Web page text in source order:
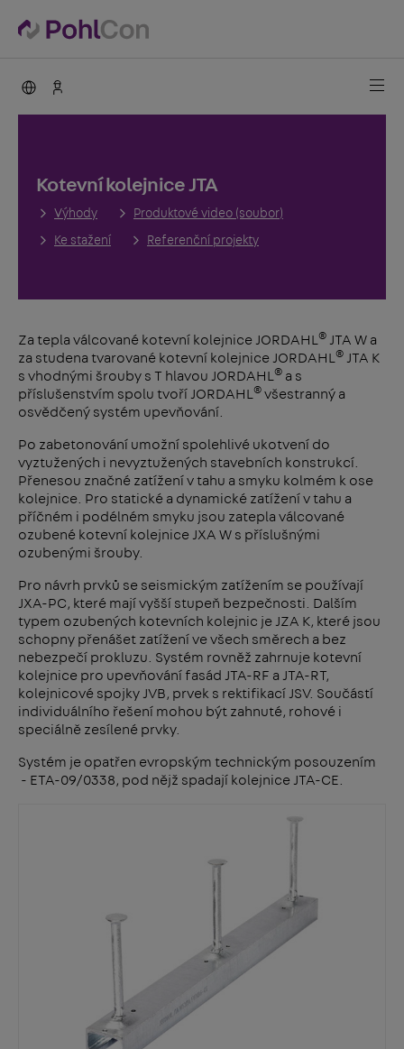
PohlCon international
Kotevní kolejnice JTA
Výhody Produktové video (soubor)
Ke stažení Referenční projekty
Za tepla válcované kotevní kolejnice JORDAHL ® JTA W a
za studena tvarované kotevní kolejnice JORDAHL ® JTA K
s vhodnými šrouby s T hlavou JORDAHL ® a s
příslušenstvím spolu tvoří JORDAHL ® všestranný a
osvědčený systém upevňování.
Po zabetonování umožní spolehlivé ukotvení do
vyztužených i nevyztužených stavebních konstrukcí.
Přenesou značné zatížení v tahu a smyku kolmém k ose
kolejnice. Pro statické a dynamické zatížení v tahu a
příčném i podélném smyku jsou zatepla válcované
ozubené kotevní kolejnice JXA W s příslušnými
ozubenými šrouby.
Pro návrh prvků se seismickým zatížením se používají
JXA-PC, které mají vyšší stupeň bezpečnosti. Dalším
typem ozubených kotevních kolejnic je JZA K, které jsou
schopny přenášet zatížení ve všech směrech a bez
nebezpečí prokluzu. Systém rovněž zahrnuje kotevní
kolejnice pro upevňování fasád JTA-RF a JTA-RT,
kolejnicové spojky JVB, prvek s rektifikací JSV. Součástí
individuálního řešení mohou být zahnuté, rohové i
speciálně zesílené prvky.
Systém je opatřen evropským technickým posouzením
- ETA-09/0338, pod nějž spadají kolejnice JTA-CE.